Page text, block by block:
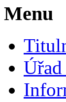
Menu
Úřad